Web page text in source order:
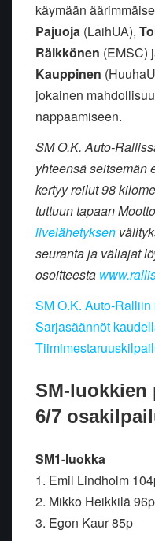
käymään
Pajuoja (LaihUA),
Räikkönen (EMSC)
Kauppinen
jokainen
nappaamiseen.
SM O.K. Auto-
yhteensä seitsemän
kertyy reilut 98
tuttuun tapaan
livelähetyksen
seuranta ja väliajat
osoitteesta
SM O.K. Auto-Ralliin
Sarjasäännöt
SM-luokkien
6/7
SM1-luokka
1. Emil Lindholm
2. Mikko Heikkilä 96p
3. Egon Kaur 85p